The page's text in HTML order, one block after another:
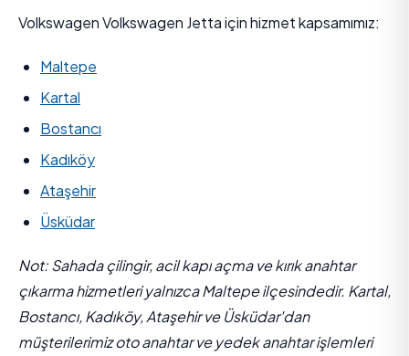
Volkswagen Volkswagen Jetta için hizmet kapsamımız:
Maltepe
Kartal
Bostancı
Kadıköy
Ataşehir
Üsküdar
Not: Sahada çilingir, acil kapı açma ve kırık anahtar
çıkarma hizmetleri yalnızca Maltepe ilçesindedir. Kartal,
Bostancı, Kadıköy, Ataşehir ve Üsküdar'dan
müşterilerimiz oto anahtar ve yedek anahtar işlemleri